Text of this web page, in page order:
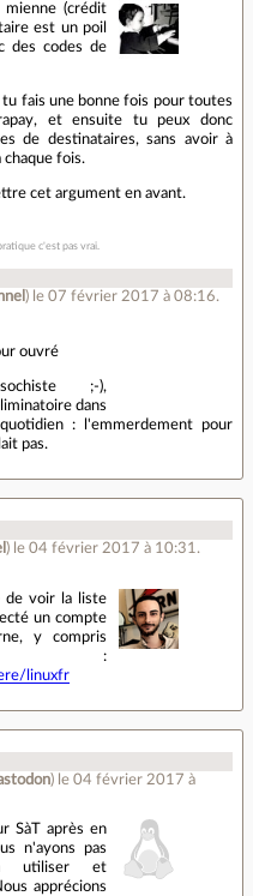
mienne (crédit
est un poil
des codes de
fais une bonne fois pour toutes
et ensuite tu peux donc
de destinataires, sans avoir à
fois.
cet argument en avant.
c'est pas vrai.
) le 07 février 2017 à 08:16.
ouvré
;-),
dans
: l'emmerdement pour
pas.
) le 04 février 2017 à 10:31 .
de voir la liste
un compte
y compris
:
linuxfr
) le 04 février 2017 à
SàT après en
n'ayons pas
à utiliser et
apprécions